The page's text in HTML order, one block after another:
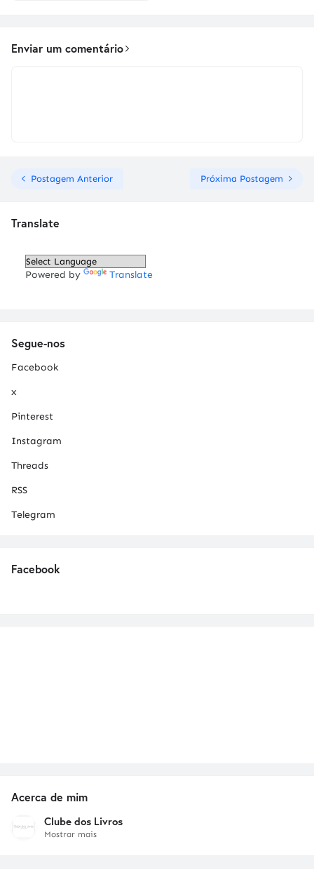
Enviar um comentário
Postagem Anterior Próxima Postagem
Translate
Powered by Translate
Segue-nos
Facebook
x
Pinterest
Instagram
Threads
RSS
Telegram
Facebook
Acerca de mim
Clube dos Livros
Mostrar mais